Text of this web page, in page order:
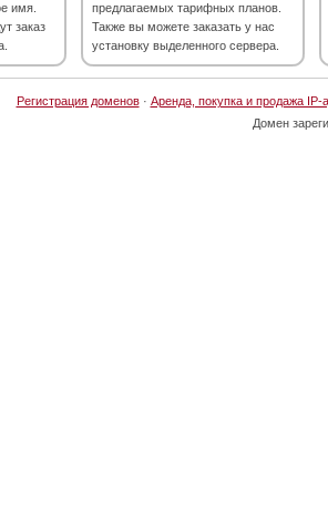
имя.
заказ
предлагаемых тарифных планов.
Также вы можете заказать у нас
установку выделенного сервера.
Регистрация доменов· Аренда, покупка и продажа IP-
Домен